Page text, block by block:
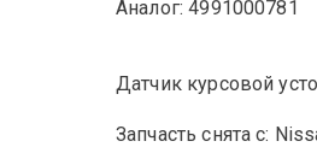
Аналог: 4991000781
Датчик курсовой
Запчасть снята с: